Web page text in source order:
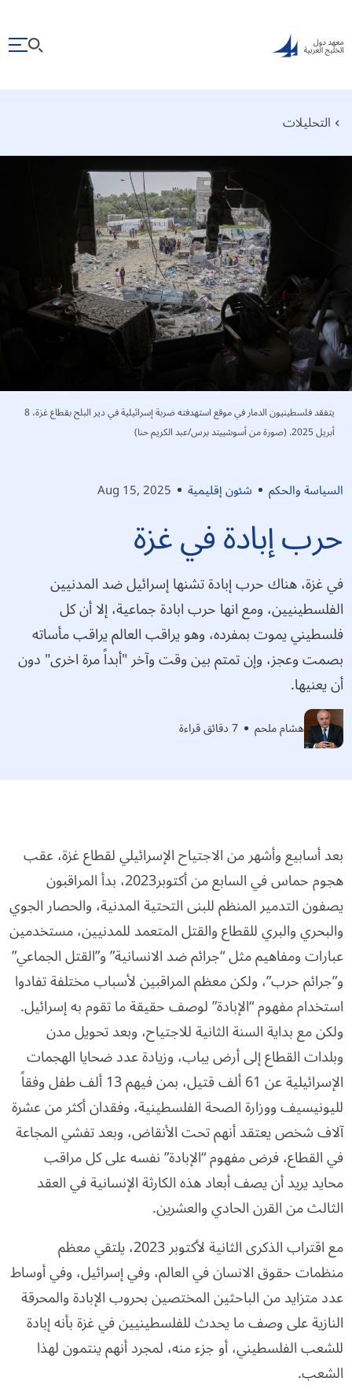
التحليلات
السياسة والحكم شئون إقليمية Aug 15, 2025
حرب إبادة في غزة
في غزة، هناك حرب إبادة تشنها إسرائيل ضد المدنيين
الفلسطينيين، ومع انها حرب ابادة جماعية، إلا أن كل
فلسطيني يموت بمفرده، وهو يراقب العالم يراقب مأساته
بصمت وعجز، وإن تمتم بين وقت وآخر "أبداً مرة اخرى" دون
أن يعنيها.
هشام ملحم 7 دقائق قراءة
يتفقد فلسطينيون الدمار في موقع استهدفته ضربة إسرائيلية في دير البلح بقطاع غزة، 8
أبريل 2025. (صورة من أسوشييتد برس/عبد الكريم حنا)
بعد أسابيع وأشهر من الاجتياح الإسرائيلي لقطاع غزة، عقب
هجوم حماس في السابع من أكتوبر2023، بدأ المراقبون
يصفون التدمير المنظم للبنى التحتية المدنية، والحصار الجوي
والبحري والبري للقطاع والقتل المتعمد للمدنيين، مستخدمين
عبارات ومفاهيم مثل “جرائم ضد الانسانية” و”القتل الجماعي”
و”جرائم حرب”، ولكن معظم المراقبين لأسباب مختلفة تفادوا
استخدام مفهوم “الإبادة” لوصف حقيقة ما تقوم به إسرائيل.
ولكن مع بداية السنة الثانية للاجتياح، وبعد تحويل مدن
وبلدات القطاع إلى أرض يباب، وزيادة عدد ضحايا الهجمات
الإسرائيلية عن 61 ألف قتيل، بمن فيهم 13 ألف طفل وفقاً
لليونيسيف ووزارة الصحة الفلسطينية، وفقدان أكثر من عشرة
آلاف شخص يعتقد أنهم تحت الأنقاض، وبعد تفشي المجاعة
في القطاع، فرض مفهوم “الإبادة” نفسه على كل مراقب
محايد يريد أن يصف أبعاد هذه الكارثة الإنسانية في العقد
الثالث من القرن الحادي والعشرين.
مع اقتراب الذكرى الثانية لأكتوبر 2023، يلتقي معظم
منظمات حقوق الانسان في العالم، وفي إسرائيل، وفي أوساط
عدد متزايد من الباحثين المختصين بحروب الإبادة والمحرقة
النازية على وصف ما يحدث للفلسطينيين في غزة بأنه إبادة
للشعب الفلسطيني، أو جزء منه، لمجرد أنهم ينتمون لهذا
الشعب.